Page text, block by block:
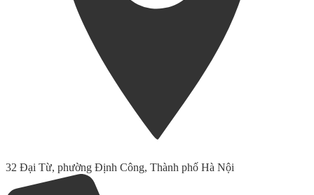
32 Đại Từ, phường Định Công, Thành phố Hà Nội